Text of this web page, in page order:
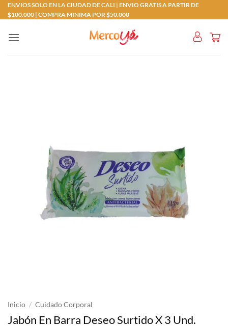
Saltar
al
ENVIOS SOLO EN LA CIUDAD DE CALI | ENVIO GRATIS A PARTIR DE
$100.000 | COMPRA MINIMA POR $50.000
Inicio / Cuidado Corporal
Jabón En Barra Deseo Surtido X 3 Und.